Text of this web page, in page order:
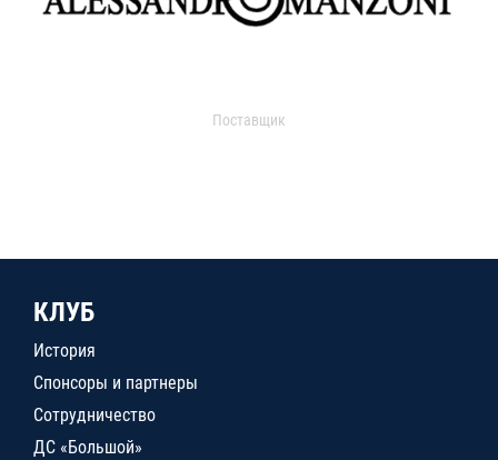
Поставщик
КЛУБ
История
Спонсоры и партнеры
Сотрудничество
ДС «Большой»